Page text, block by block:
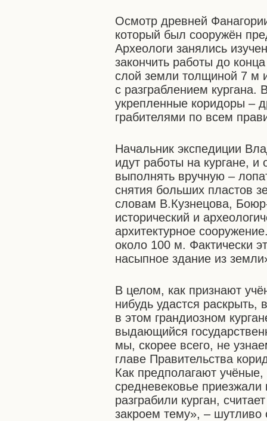
Осмотр древней
который был сооружён
Археологи занялись
закончить работы до
слой земли толщиной 7 м
с разграблением
укрепленные коридоры –
грабителями по всем
Начальник экспедиции
идут работы на кургане,
выполнять вручную –
снятия больших пластов
словам В.Кузнецова,
исторический и
архитектурное
около 100 м. Фактически
насыпное здание из
В целом, как признают
нибудь удастся
в этом грандиозном
выдающийся
мы, скорее всего, не
главе Правительства
Как предполагают
средневековье
разграбили курган,
закроем тему», – шутливо